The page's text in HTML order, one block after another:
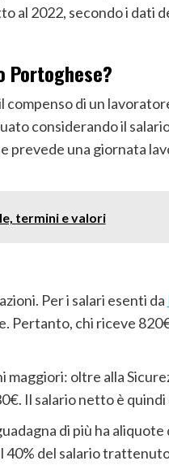
al 2022, secondo i dati
Portoghese?
compenso di un
considerando il
prevede una giornata
termini e valori
Per i salari esenti da
Pertanto, chi riceve
oltre alla
Il salario netto è
di più ha
40% del salario